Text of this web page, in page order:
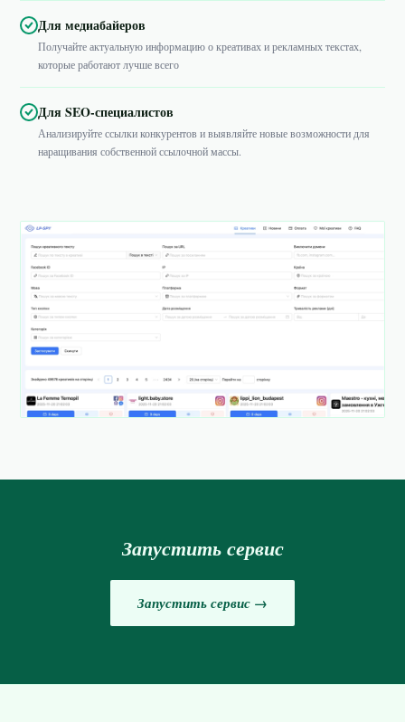
Для медиабайеров
Получайте актуальную информацию о креативах и рекламных текстах,
которые работают лучше всего
Для SEO-специалистов
Анализируйте ссылки конкурентов и выявляйте новые возможности для
наращивания собственной ссылочной массы.
Запустить сервис
Запустить сервис →